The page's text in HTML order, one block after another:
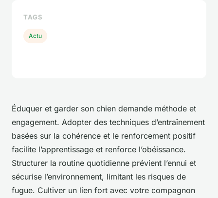
Éduquer et garder son chien demande méthode et
engagement. Adopter des techniques d’entraînement
basées sur la cohérence et le renforcement positif
facilite l’apprentissage et renforce l’obéissance.
Structurer la routine quotidienne prévient l’ennui et
sécurise l’environnement, limitant les risques de
fugue. Cultiver un lien fort avec votre compagnon
TAGS
Actu